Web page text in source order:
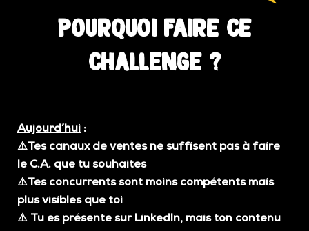
Pourquoi faire ce
challenge ?
Aujourd’hui :
⚠️Tes canaux de ventes ne suffisent pas à faire
le C.A. que tu souhaites
⚠️Tes concurrents sont moins compétents mais
plus visibles que toi
⚠️ Tu es présente sur LinkedIn, mais ton contenu